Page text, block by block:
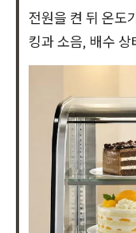
전원을 켠 뒤 온도
킹과 소음, 배수